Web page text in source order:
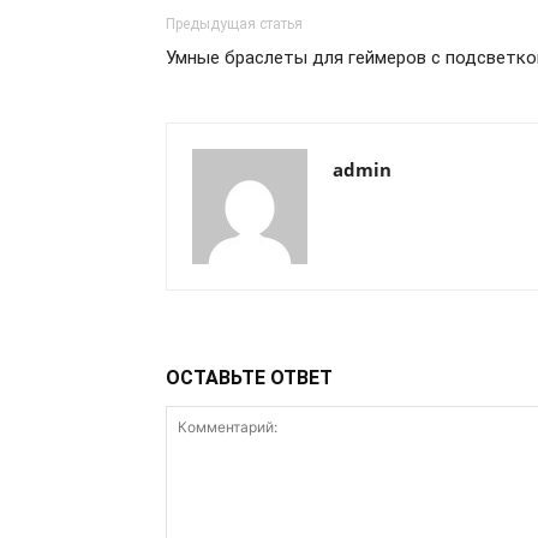
Предыдущая статья
Умные браслеты для геймеров с
admin
ОСТАВЬТЕ ОТВЕТ